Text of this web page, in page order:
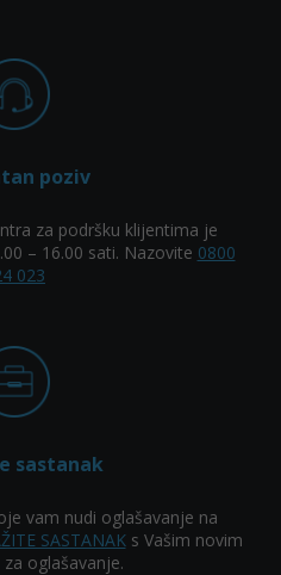
poziv
za podršku klijentima je
– 16.00 sati. Nazovite 0800
023
sastanak
vam nudi oglašavanje na
SASTANAKs Vašim novim
oglašavanje.